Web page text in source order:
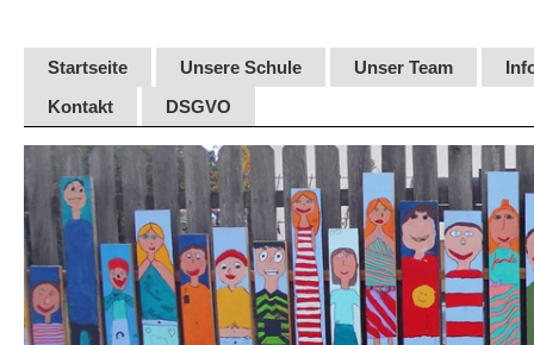
Startseite Unsere Schule Unser Team
Kontakt
DSGVO